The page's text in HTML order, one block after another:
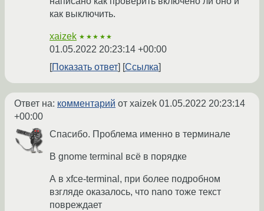
как выключить.
xaizek ★★★★★
01.05.2022 20:23:14 +00:00
Показать ответ
Ссылка
Ответ на: комментарий от xaizek 01.05.2022 20:23:14
+00:00
Спасибо. Проблема именно в терминале
В gnome terminal всё в порядке
А в xfce-terminal, при более подробном
взгляде оказалось, что nano тоже текст
повреждает